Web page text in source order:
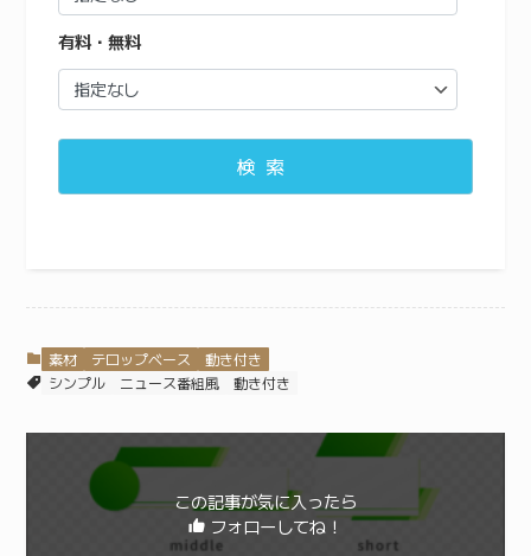
有料・無料
検索
素材 テロップベース
動き付き
シンプル
ニュース番組風 動き付き
この記事が気に入ったら
フォローしてね！